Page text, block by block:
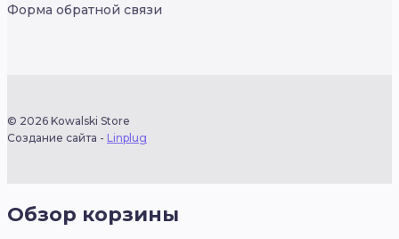
Форма обратной связи
© 2026 Kowalski Store
Создание сайта - Linplug
Обзор корзины